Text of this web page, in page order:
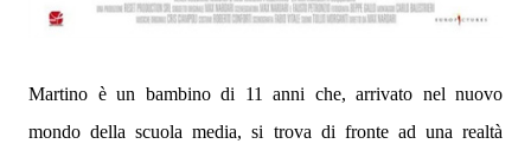
Martino è un bambino di 11 anni che, arrivato nel nuovo
mondo della scuola media, si trova di fronte ad una realtà